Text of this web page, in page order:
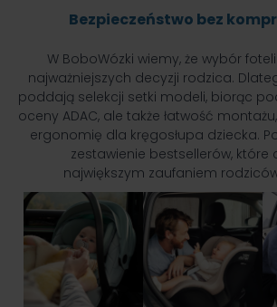
Bezpieczeństwo bez
W BoboWózki wiemy, że wybór
najważniejszych decyzji rodzica.
poddają selekcji setki modeli, biorąc
oceny ADAC, ale także łatwość
ergonomię dla kręgosłupa dziecka.
zestawienie bestsellerów, które
największym zaufaniem